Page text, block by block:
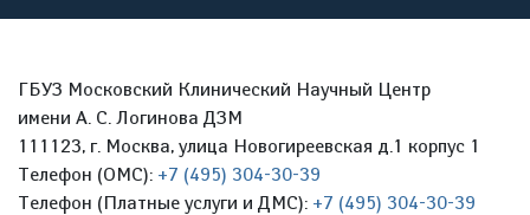
ГБУЗ Московский Клинический Научный Центр
имени А. С. Логинова ДЗМ
111123, г. Москва, улица Новогиреевская д.1 корпус 1
Телефон (ОМС): +7 (495) 304-30-39
Телефон (Платные услуги и ДМС): +7 (495) 304-30-39